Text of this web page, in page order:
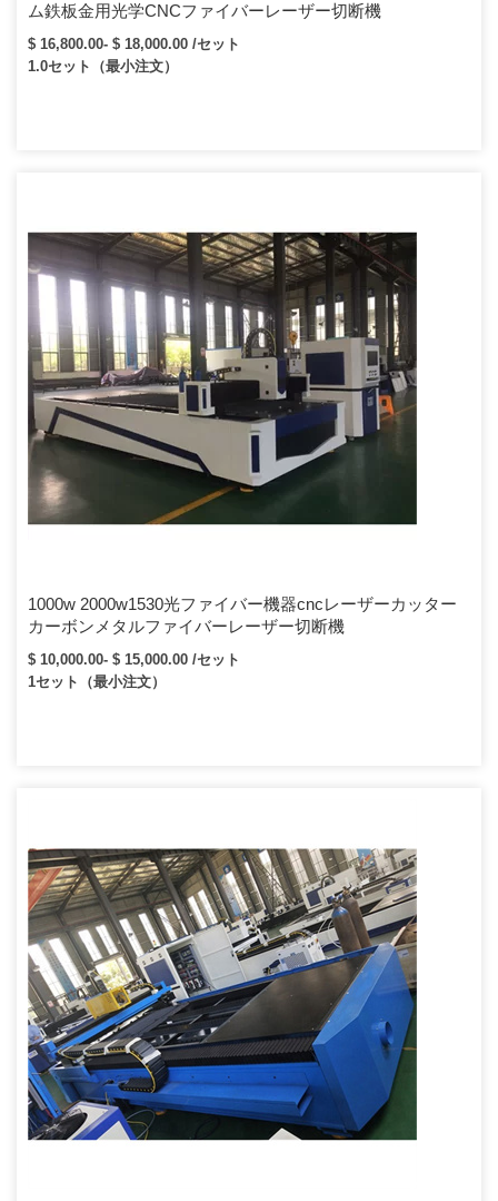
ム鉄板金用光学CNCファイバーレーザー切断機
$ 16,800.00- $ 18,000.00 /セット
1.0セット（最小注文）
1000w 2000w1530光ファイバー機器cncレーザーカッター
カーボンメタルファイバーレーザー切断機
$ 10,000.00- $ 15,000.00 /セット
1セット（最小注文）